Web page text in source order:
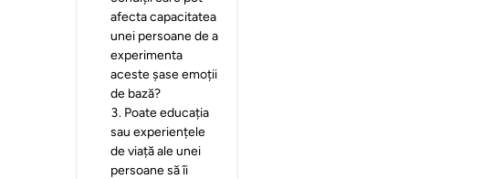
afecta capacitatea
unei persoane de a
experimenta
aceste șase emoții
de bază?
3. Poate educația
sau experiențele
de viață ale unei
persoane să îi